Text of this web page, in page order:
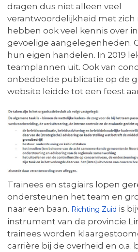
dragen dus niet alleen veel
verantwoordelijkheid met zich
hebben ook veel kennis over
gevoelige aangelegenheden.
hun eigen handelen. In 2019
teamplannen uit. Ook van
onbedoelde publicatie op de
website leidde tot een feest
Trainees en stagiairs lopen
ondersteunen het team en
naar een baan. Richting Zuid is
instrument van de provincie
trainees worden
carrière bij de overheid en o.a.